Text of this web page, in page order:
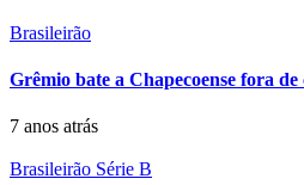
Brasileirão
Grêmio bate a Chapecoense fora de
7 anos atrás
Brasileirão Série B